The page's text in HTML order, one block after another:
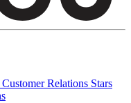
Relations Stars